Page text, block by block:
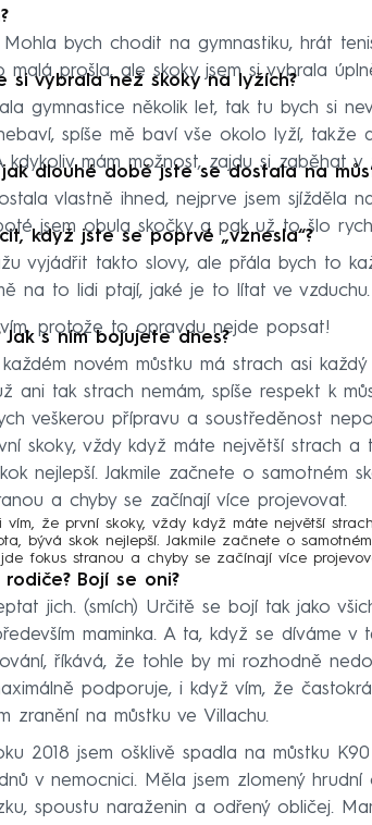
bych chodit na gymnastiku, hrát
malá prošla, ale skoky jsem si vybrala
si vybrala než skoky na lyžích?
gymnastice několik let, tak tu bych si
spíše mě baví vše okolo lyží, takže
kdykoliv mám možnost, zajdu si zaběhat v
dlouhé době jste se dostala na
vlastně ihned, nejprve jsem sjížděla
jsem obula skočky a pak už to šlo
když jste se poprvé „vznesla“?
vyjádřit takto slovy, ale přála bych to
na to lidi ptají, jaké je to lítat ve vzduchu.
protože to opravdu nejde popsat!
Jak s ním bojujete dnes?
novém můstku má strach asi každý
ani tak strach nemám, spíše respekt k
veškerou přípravu a soustředěnost
skoky, vždy když máte největší strach a
nejlepší. Jakmile začnete o samotném
a chyby se začínají více projevovat.
vím, že první skoky, vždy když máte největší
bývá skok nejlepší. Jakmile začnete o
jde fokus stranou a chyby se začínají více
Bojí se oni?
jich. (smích) Určitě se bojí tak jako
maminka. A ta, když se díváme v
říkává, že tohle by mi rozhodně
podporuje, i když vím, že
zranění na můstku ve Villachu.
2018 jsem ošklivě spadla na můstku
v nemocnici. Měla jsem zlomený hrudní
spoustu naraženin a odřený obličej.